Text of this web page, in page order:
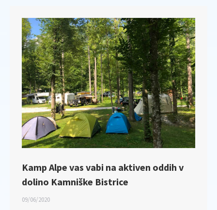
Kamp Alpe vas vabi na aktiven oddih v
dolino Kamniške Bistrice
09/06/2020